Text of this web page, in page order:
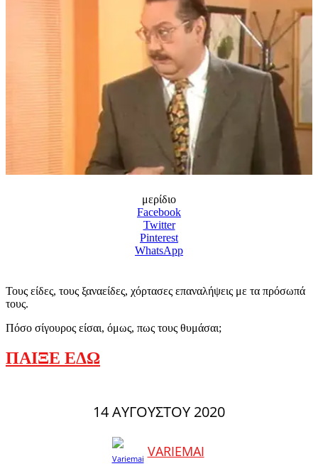
μερίδιο
Facebook
Twitter
Pinterest
WhatsApp
Τους είδες, τους ξαναείδες, χόρτασες επαναλήψεις με τα πρόσωπά
τους.
Πόσο σίγουρος είσαι, όμως, πως τους θυμάσαι;
ΠΑΙΞΕ ΕΔΩ
14 ΑΥΓΟΎΣΤΟΥ 2020
VARIEMAI